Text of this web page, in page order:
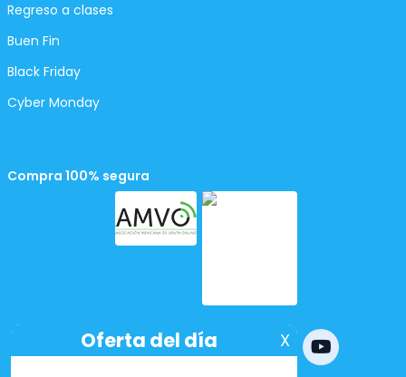
Regreso a clases
Buen Fin
Black Friday
Cyber Monday
Compra 100% segura